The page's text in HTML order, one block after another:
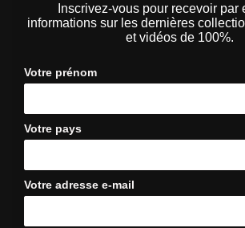
Inscrivez-vous pour recevoir par
informations sur les dernières
et vidéos de 100%.
Votre prénom
Votre pays
Votre adresse e-mail